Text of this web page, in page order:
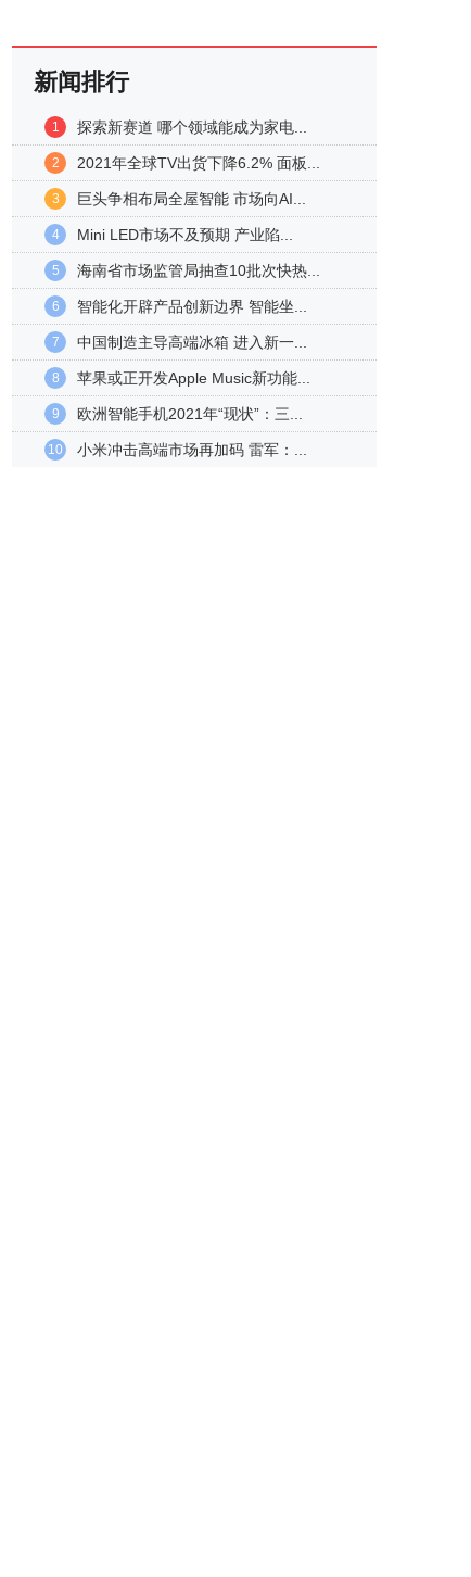
新闻排行
1 探索新赛道 哪个领域能成为家电...
2 2021年全球TV出货下降6.2% 面板...
3 巨头争相布局全屋智能 市场向AI...
4 Mini LED市场不及预期 产业陷...
5 海南省市场监管局抽查10批次快热...
6 智能化开辟产品创新边界 智能坐...
7 中国制造主导高端冰箱 进入新一...
8 苹果或正开发Apple Music新功能...
9 欧洲智能手机2021年“现状”：三...
10 小米冲击高端市场再加码 雷军：...